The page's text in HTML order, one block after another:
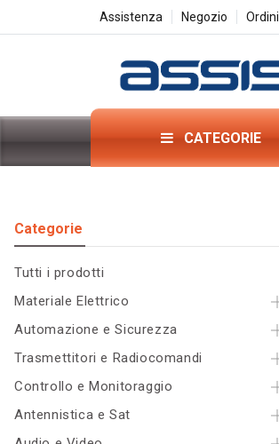
Assistenza Negozio Ordini
CATEGORIE
Categorie​
Tutti i prodotti
Materiale Elettrico
Automazione e Sicurezza
Trasmettitori e Radiocomandi
Controllo e Monitoraggio
Antennistica e Sat